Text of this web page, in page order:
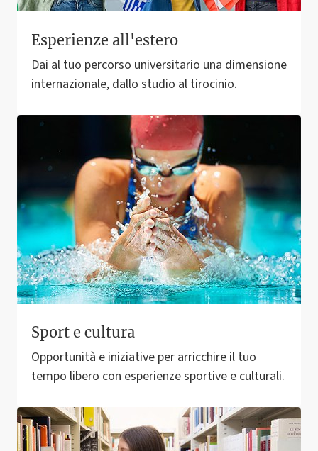
Esperienze all'estero
Dai al tuo percorso universitario una dimensione
internazionale, dallo studio al tirocinio.
Sport e cultura
Opportunità e iniziative per arricchire il tuo
tempo libero con esperienze sportive e culturali.